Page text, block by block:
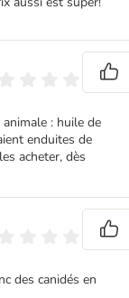
: huile de
enduites de
acheter, dès
des canidés en